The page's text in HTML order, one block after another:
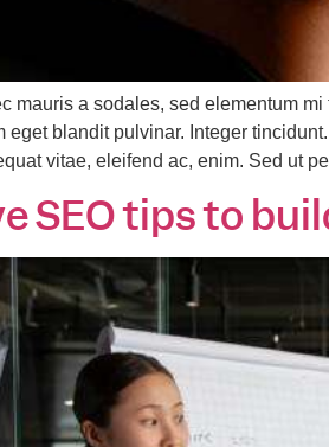
mauris a sodales, sed elementum
eget blandit pulvinar. Integer
vitae, eleifend ac, enim. Sed ut
SEO tips to